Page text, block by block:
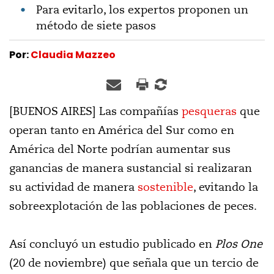
Para evitarlo, los expertos proponen un
método de siete pasos
Por:Claudia Mazzeo
[BUENOS AIRES] Las compañías pesqueras que
operan tanto en América del Sur como en
América del Norte podrían aumentar sus
ganancias de manera sustancial si realizaran
su actividad de manera sostenible, evitando la
sobreexplotación de las poblaciones de peces.
Así concluyó un estudio publicado en Plos One
(20 de noviembre) que señala que un tercio de